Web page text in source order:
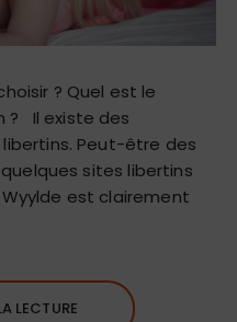
? Quel est le
? Il existe des
Peut-être des
sites libertins
est clairement
LECTURE